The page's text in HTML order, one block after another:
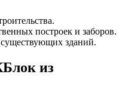
построек и заборов.
зданий.
из